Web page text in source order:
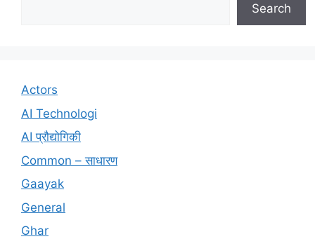
Search
Actors
AI Technologi
AI प्रौद्योगिकी
Common – साधारण
Gaayak
General
Ghar